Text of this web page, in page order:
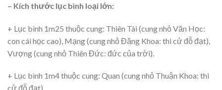
– Kích thước lục bình loại lớn:
+ Lục bình 1m25 thuộc cung: Thiên Tài (cung nhỏ Văn Học:
con cái học cao), Mạng (cung nhỏ Đăng Khoa: thi cử đỗ đạt),
Vượng (cung nhỏ Thiên Đức: đức của trời).
+ Lục bình 1m4 thuộc cung: Quan (cung nhỏ Thuận Khoa: thi
cử đỗ đạt).